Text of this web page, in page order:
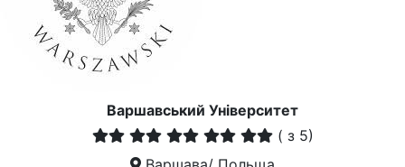
Варшавський Університет
( з 5)